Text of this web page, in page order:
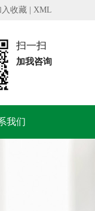
入收藏 XML
扫一扫
加我咨询
我们